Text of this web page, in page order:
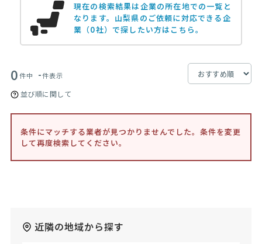
現在の検索結果は企業の所在地での一覧と
なります。 山梨県のご依頼に対応できる企
業（0社）で探したい方はこちら。
0件中 -件表示
並び順に関して
条件にマッチする業者が見つかりませんでした。条件を変更
して再度検索してください。
近隣の地域から探す